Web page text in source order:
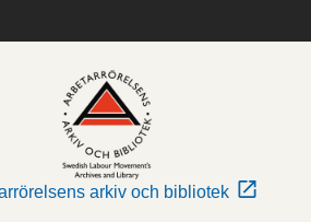
arkiv och bibliotek